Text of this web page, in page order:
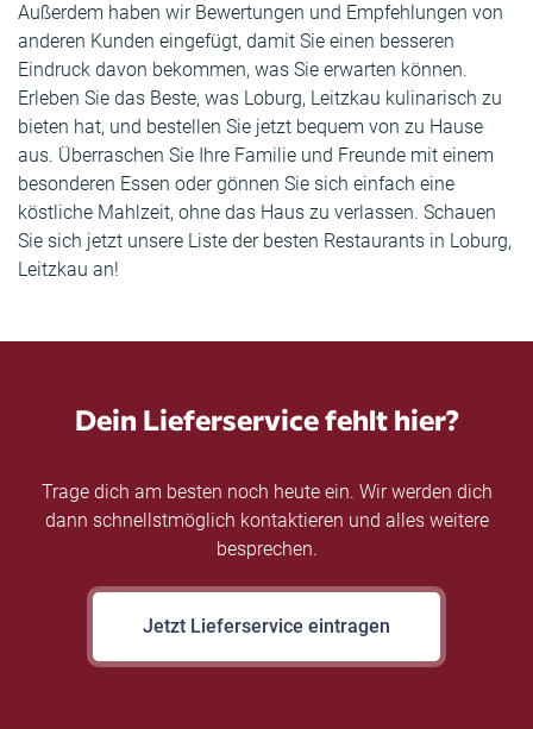
Außerdem haben wir Bewertungen und Empfehlungen von
anderen Kunden eingefügt, damit Sie einen besseren
Eindruck davon bekommen, was Sie erwarten können.
Erleben Sie das Beste, was Loburg, Leitzkau kulinarisch zu
bieten hat, und bestellen Sie jetzt bequem von zu Hause
aus. Überraschen Sie Ihre Familie und Freunde mit einem
besonderen Essen oder gönnen Sie sich einfach eine
köstliche Mahlzeit, ohne das Haus zu verlassen. Schauen
Sie sich jetzt unsere Liste der besten Restaurants in Loburg,
Leitzkau an!
Dein Lieferservice fehlt hier?
Trage dich am besten noch heute ein. Wir werden dich
dann schnellstmöglich kontaktieren und alles weitere
besprechen.
Jetzt Lieferservice eintragen